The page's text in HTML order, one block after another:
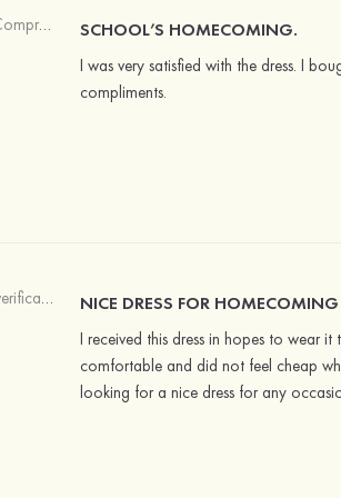
verificado SCHOOL’S HOMECOMING.
I was very satisfied with the dress. I
compliments.
NICE DRESS FOR HOMECOMING
I received this dress in hopes to wear
comfortable and did not feel cheap
looking for a nice dress for any